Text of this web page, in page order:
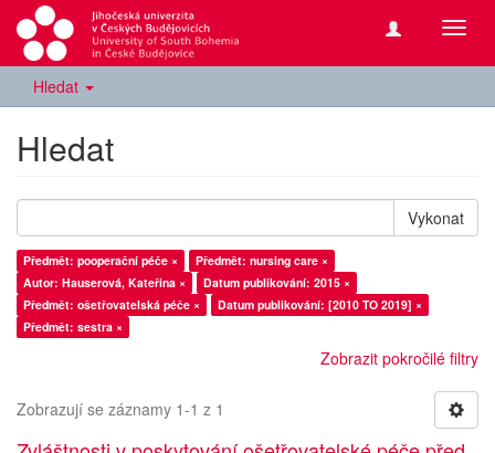
Hledat
Hledat
Vykonat
Předmět: pooperační péče ×
Předmět: nursing care ×
Autor: Hauserová, Kateřina ×
Datum publikování: 2015 ×
Předmět: ošetřovatelská péče ×
Datum publikování: [2010 TO 2019] ×
Předmět: sestra ×
Zobrazit pokročilé filtry
Zobrazují se záznamy 1-1 z 1